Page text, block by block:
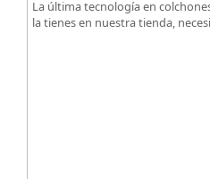
La última tecnología en
la tienes en nuestra tienda,